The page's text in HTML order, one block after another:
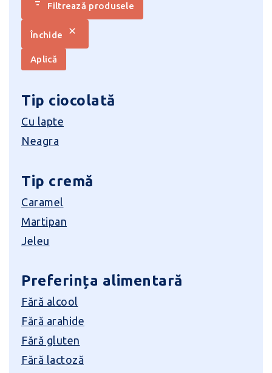
Filtrează produsele
Închide
Aplică
Tip ciocolată
Cu lapte
Neagra
Tip cremă
Caramel
Martipan
Jeleu
Preferința alimentară
Fără alcool
Fără arahide
Fără gluten
Fără lactoză